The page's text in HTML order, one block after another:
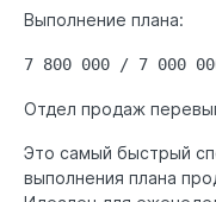
Выполнение плана:
7 800 000 / 7 000
Отдел продаж
Это самый быстрый
выполнения плана